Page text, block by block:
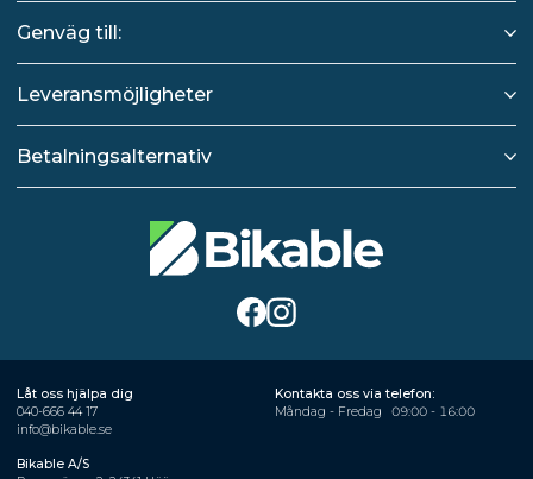
Genväg till:
Leveransmöjligheter
Betalningsalternativ
Låt oss hjälpa dig
040-666 44 17
info@bikable.se
Kontakta oss via telefon:
Måndag - Fredag
09:00 - 16:00
Bikable A/S